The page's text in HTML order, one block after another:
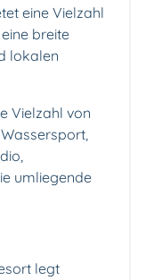
eine Vielzahl
breite
lokalen
Vielzahl von
umliegende
legt